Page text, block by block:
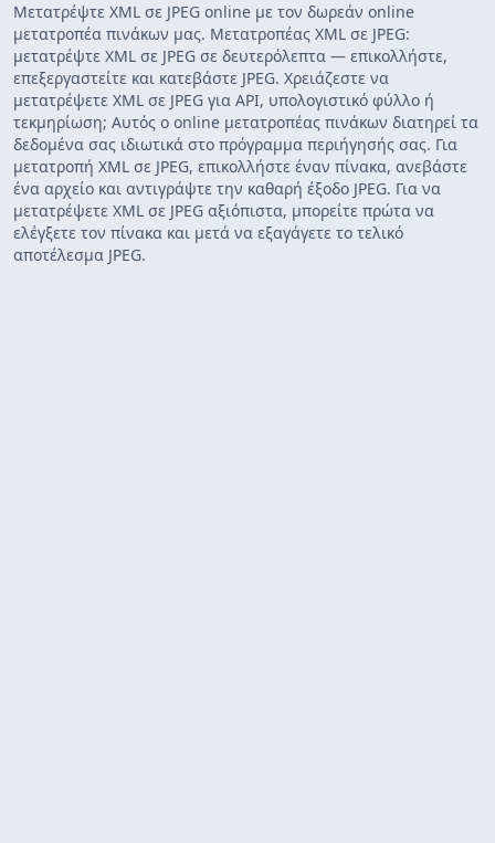
Μετατρέψτε XML σε JPEG online με τον δωρεάν online
μετατροπέα πινάκων μας. Μετατροπέας XML σε JPEG:
μετατρέψτε XML σε JPEG σε δευτερόλεπτα — επικολλήστε,
επεξεργαστείτε και κατεβάστε JPEG. Χρειάζεστε να
μετατρέψετε XML σε JPEG για API, υπολογιστικό φύλλο ή
τεκμηρίωση; Αυτός ο online μετατροπέας πινάκων διατηρεί τα
δεδομένα σας ιδιωτικά στο πρόγραμμα περιήγησής σας. Για
μετατροπή XML σε JPEG, επικολλήστε έναν πίνακα, ανεβάστε
ένα αρχείο και αντιγράψτε την καθαρή έξοδο JPEG. Για να
μετατρέψετε XML σε JPEG αξιόπιστα, μπορείτε πρώτα να
ελέγξετε τον πίνακα και μετά να εξαγάγετε το τελικό
αποτέλεσμα JPEG.